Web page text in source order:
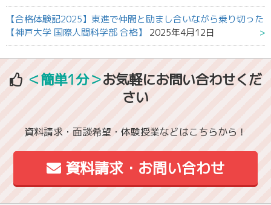
【合格体験記2025】東進で仲間と励まし合いながら乗り切った
【神戸大学 国際人間科学部 合格】
2025年4月12日
＜簡単1分＞お気軽にお問い合わせくだ
さい
資料請求・面談希望・体験授業などはこちらから！
資料請求・お問い合わせ